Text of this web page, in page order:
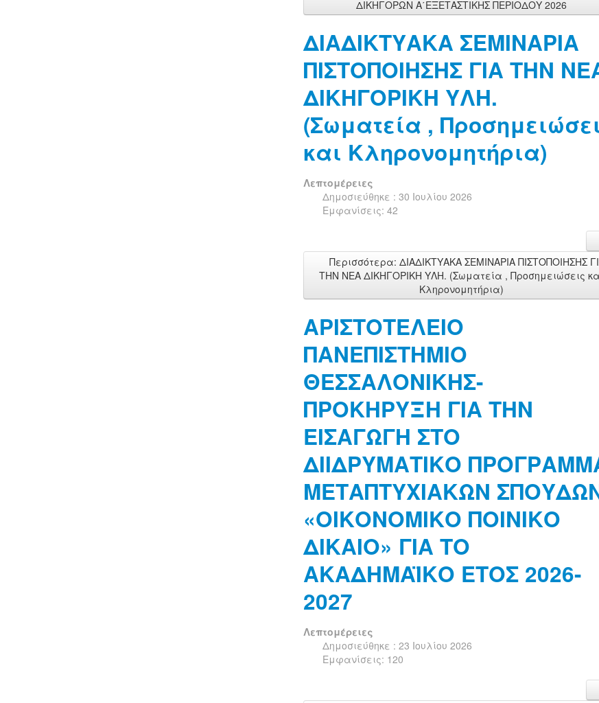
ΔΙΚΗΓΟΡΩΝ Α΄ΕΞΕΤΑΣΤΙΚΗΣ ΠΕΡΙΟΔΟΥ 2026
ΔΙΑΔΙΚΤΥΑΚΑ ΣΕΜΙΝΑΡΙΑ
ΠΙΣΤΟΠΟΙΗΣΗΣ ΓΙΑ ΤΗΝ
ΔΙΚΗΓΟΡΙΚΗ ΥΛΗ.
(Σωματεία ,
και Κληρονομητήρια)
Λεπτομέρειες
Δημοσιεύθηκε : 30 Ιουλίου 2026
Εμφανίσεις: 42
Περισσότερα: ΔΙΑΔΙΚΤΥΑΚΑ ΣΕΜΙΝΑΡΙΑ ΠΙΣΤΟΠΟΙΗΣΗΣ
ΤΗΝ ΝΕΑ ΔΙΚΗΓΟΡΙΚΗ ΥΛΗ. (Σωματεία , Προσημειώσεις
Κληρονομητήρια)
ΑΡΙΣΤΟΤΕΛΕΙΟ
ΠΑΝΕΠΙΣΤΗΜΙΟ
ΘΕΣΣΑΛΟΝΙΚΗΣ-
ΠΡΟΚΗΡΥΞΗ ΓΙΑ ΤΗΝ
ΕΙΣΑΓΩΓΗ ΣΤΟ
ΔΙΙΔΡΥΜΑΤΙΚΟ
ΜΕΤΑΠΤΥΧΙΑΚΩΝ
«ΟΙΚΟΝΟΜΙΚΟ ΠΟΙΝΙΚΟ
ΔΙΚΑΙΟ» ΓΙΑ ΤΟ
ΑΚΑΔΗΜΑΪΚΟ ΕΤΟΣ 2026-
2027
Λεπτομέρειες
Δημοσιεύθηκε : 23 Ιουλίου 2026
Εμφανίσεις: 120